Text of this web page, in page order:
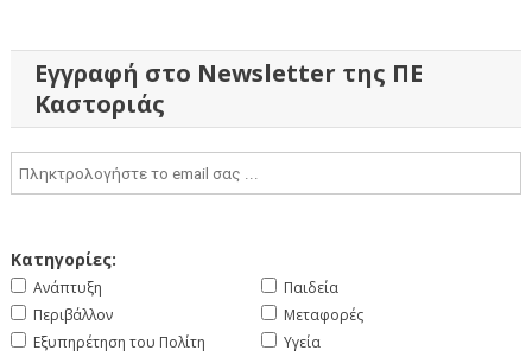
Εγγραφή στο Newsletter της ΠΕ
Καστοριάς
Κατηγορίες:
Ανάπτυξη
Περιβάλλον
Εξυπηρέτηση του Πολίτη
Παιδεία
Μεταφορές
Υγεία